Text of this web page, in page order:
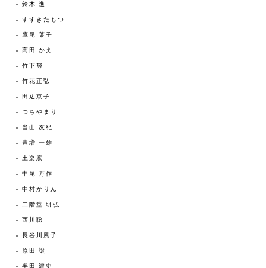
鈴木 進
すずきたもつ
鷹尾 葉子
高田 かえ
竹下努
竹花正弘
田辺京子
つちやまり
当山 友紀
豊増 一雄
土楽窯
中尾 万作
中村かりん
二階堂 明弘
西川聡
長谷川風子
原田 譲